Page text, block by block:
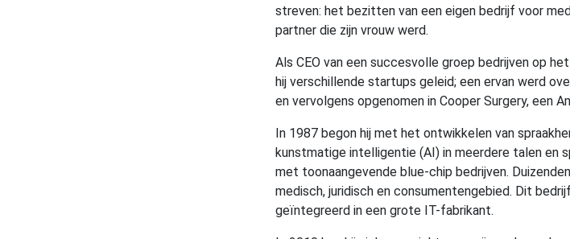
streven: het bezitten van een eigen bedrijf voor
partner die zijn vrouw werd.
Als CEO van een succesvolle groep bedrijven op
hij verschillende startups geleid; een ervan werd
en vervolgens opgenomen in Cooper Surgery, een
In 1987 begon hij met het ontwikkelen van
kunstmatige intelligentie (AI) in meerdere talen en
met toonaangevende blue-chip bedrijven.
medisch, juridisch en consumentengebied. Dit
geïntegreerd in een grote IT-fabrikant.